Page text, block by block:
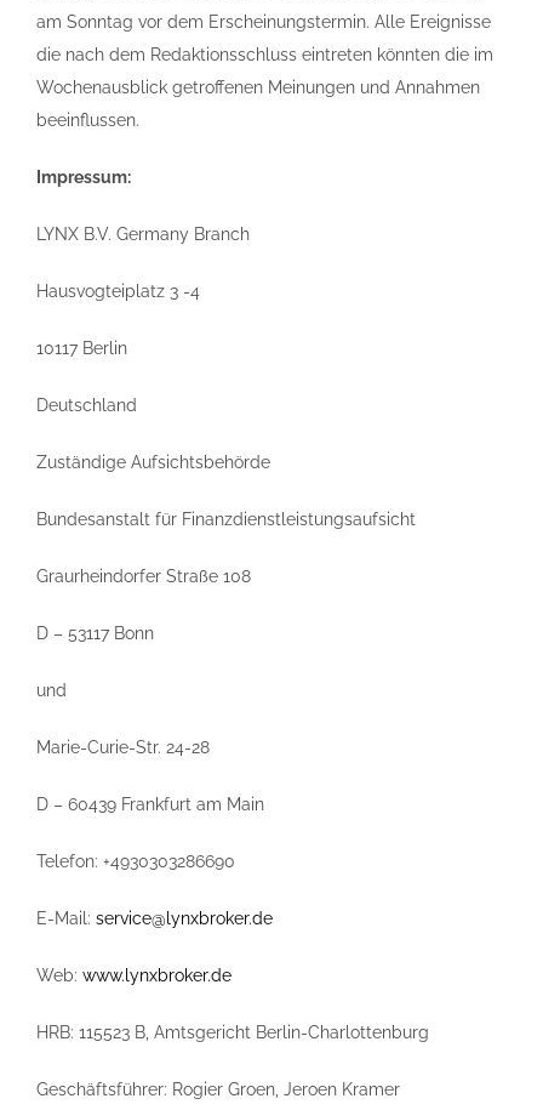
am Sonntag vor dem Erscheinungstermin. Alle Ereignisse
die nach dem Redaktionsschluss eintreten könnten die im
Wochenausblick getroffenen Meinungen und Annahmen
beeinflussen.
Impressum:
LYNX B.V. Germany Branch
Hausvogteiplatz 3 -4
10117 Berlin
Deutschland
Zuständige Aufsichtsbehörde
Bundesanstalt für Finanzdienstleistungsaufsicht
Graurheindorfer Straße 108
D – 53117 Bonn
und
Marie-Curie-Str. 24-28
D – 60439 Frankfurt am Main
Telefon: +4930303286690
E-Mail: service@lynxbroker.de
Web: www.lynxbroker.de
HRB: 115523 B, Amtsgericht Berlin-Charlottenburg
Geschäftsführer: Rogier Groen, Jeroen Kramer